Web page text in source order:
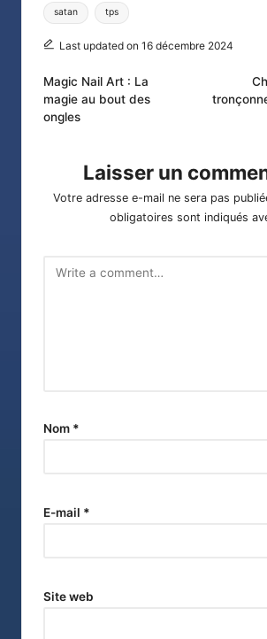
satan tps
Last updated on 16 décembre 2024
Post
navigation
Magic Nail Art : La
magie au bout des
ongles
Laisser un
Votre adresse e-mail ne sera pas
obligatoires sont indiqués
Nom *
E-mail *
Site web